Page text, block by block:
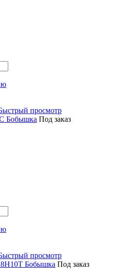
просмотр
Бобышка Под заказ
просмотр
Бобышка Под заказ